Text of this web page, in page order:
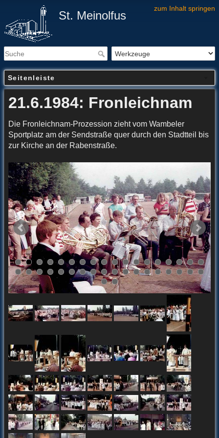
zum Inhalt springen
St. Meinolfus
Seitenleiste
21.6.1984: Fronleichnam
Die Fronleichnam-Prozession zieht vom Wambeler
Sportplatz am der Sendstraße quer durch den Stadtteil bis
zur Kirche an der Rabenstraße.